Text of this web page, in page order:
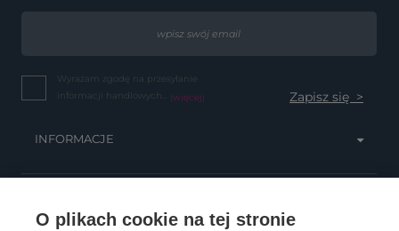
O plikach cookie na tej stronie
Wyrażam zgodę na przesyłanie
informacji handlowych... (więcej)
INFORMACJE
OBSŁUGA KLIENTA